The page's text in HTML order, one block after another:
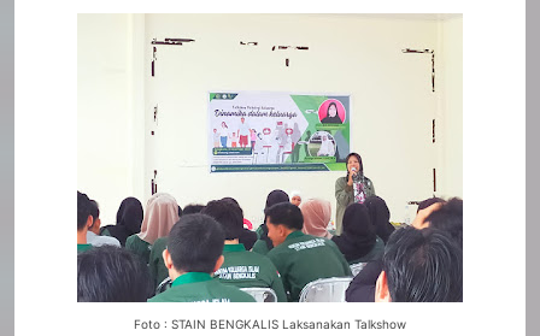
Foto : STAIN BENGKALIS Laksanakan Talkshow